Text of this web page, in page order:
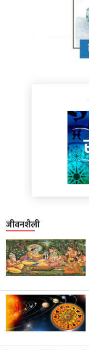
जीवनशैली